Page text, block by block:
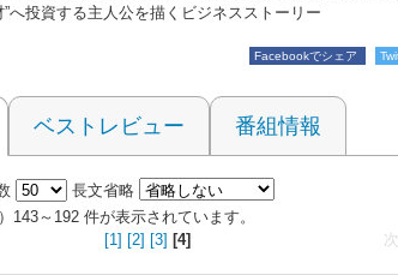
へ投資する主人公を描くビジネスストーリー
Facebookでシェア
ベストレビュー 番組情報
長文省略
143～192 件が表示されています。
[1] [2] [3] [4]